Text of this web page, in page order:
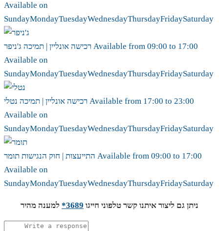
Available on
SundayMondayTuesdayWednesdayThursdayFridaySaturday
רכישה אונליין | תמיכה Available from 09:00 to 17:00
Available on
SundayMondayTuesdayWednesdayThursdayFridaySaturday
רכישה אונליין | תמיכה Available from 17:00 to 23:00
Available on
SundayMondayTuesdayWednesdayThursdayFridaySaturday
התייעצות | חוק הנגישות Available from 09:00 to 17:00
Available on
SundayMondayTuesdayWednesdayThursdayFridaySaturday
ניתן גם ליצור איתנו קשר טלפוני חייגו 3689* למענה מהיר